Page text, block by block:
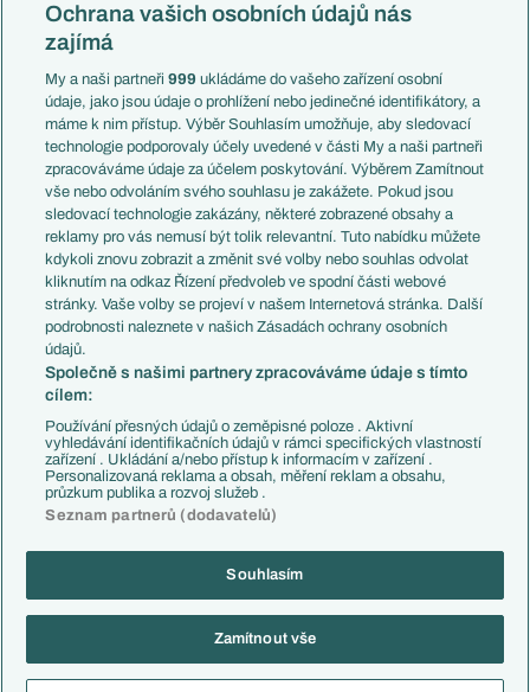
Mistrovství světa
Liga národů
Témata
Představení týmů MS
EuroSkauting
PL v kostce
Evropské koeficienty
Přestupy
Přestupové spekulace
Zranění
Kluby
Arsenal FC
Chelsea FC
Manchester United
AC Milán
Juventus FC
Bayern Mnichov
FC Barcelona
Real Madrid
Česko
Francie
Itálie
Německo
Španělsko
Argentina
Brazílie
Přestupy
Zápasy
Livescore
Tipovací soutěž
Copyright © 2001-2026 EuroFotbal.cz. Využíváme zpravodajství ČTK.
Informace o zpracování osobních údajů
Ochrana vašich osobních údajů nás
zajímá
My a naši partneři999 ukládáme do vašeho zařízení osobní
údaje, jako jsou údaje o prohlížení nebo jedinečné identifikátory, a
máme k nim přístup. Výběr Souhlasím umožňuje, aby sledovací
technologie podporovaly účely uvedené v části My a naši partneři
zpracováváme údaje za účelem poskytování. Výběrem Zamítnout
vše nebo odvoláním svého souhlasu je zakážete. Pokud jsou
sledovací technologie zakázány, některé zobrazené obsahy a
reklamy pro vás nemusí být tolik relevantní. Tuto nabídku můžete
kdykoli znovu zobrazit a změnit své volby nebo souhlas odvolat
kliknutím na odkaz Řízení předvoleb ve spodní části webové
stránky. Vaše volby se projeví v našem Internetová stránka. Další
podrobnosti naleznete v našich Zásadách ochrany osobních
údajů.
Společně s našimi partnery zpracováváme údaje s tímto
cílem:
Používání přesných údajů o zeměpisné poloze . Aktivní
vyhledávání identifikačních údajů v rámci specifických vlastností
zařízení . Ukládání a/nebo přístup k informacím v zařízení .
Personalizovaná reklama a obsah, měření reklam a obsahu,
průzkum publika a rozvoj služeb .
Seznam partnerů (dodavatelů)
Souhlasím
Zamítnout vše